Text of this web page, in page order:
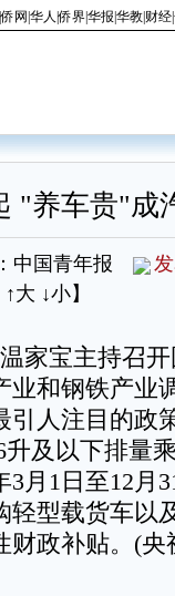
|侨网 华人 |侨界华报 华教 财经
"养车贵"成
中国青年报
↑大 ↓小】
宝主持召开
业和钢铁产业
人注目的政
升及以下排量
月1日至12月
轻型载货车以
财政补贴。(央